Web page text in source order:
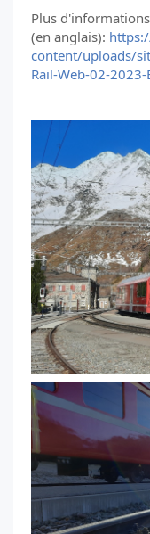
Plus
(en anglais):
content/uploads/
Rail-Web-02-2023-